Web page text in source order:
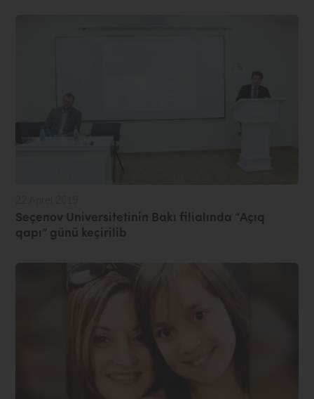
Seçenov Universitetinin Bakı filialında “Açıq
qapı” günü keçirilib